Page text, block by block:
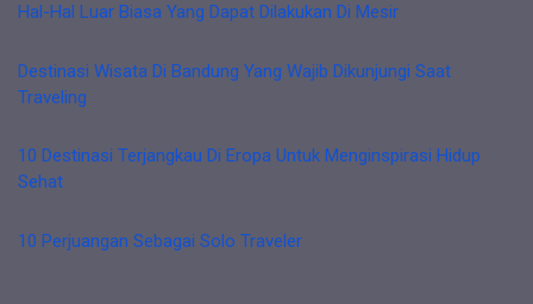
Hal-Hal Luar Biasa Yang Dapat Dilakukan Di Mesir
Destinasi Wisata Di Bandung Yang Wajib Dikunjungi Saat
Traveling
10 Destinasi Terjangkau Di Eropa Untuk Menginspirasi Hidup
Sehat
10 Perjuangan Sebagai Solo Traveler